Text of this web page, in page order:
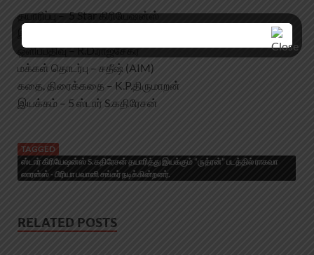
தயாரிப்பு – 5 Star கிரியேஷன்ஸ்
ஒளிப்பதிவு – R.D.ராஜசேகர்
மக்கள் தொடர்பு – சதீஷ் (AIM)
கதை, திரைக்கதை – K.P.திருமாறன்
இயக்கம் – 5 ஸ்டார் S.கதிரேசன்
TAGGED
ஸ்டார் கிரியேஷன்ஸ் S.கதிரேசன் தயாரித்து இயக்கும் “ருத்ரன்” படத்தில் ராகவா
லாரன்ஸ் - பிரியா பவானி சங்கர் நடிக்கின்றனர்.
RELATED POSTS